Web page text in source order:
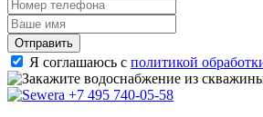
Отправить
Я соглашаюсь с политикой
+7 495 740-05-58